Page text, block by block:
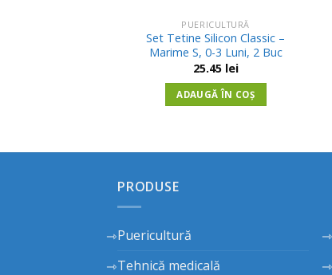
PUERICULTURĂ
Set Tetine Silicon Classic –
Marime S, 0-3 Luni, 2 Buc
25.45 lei
ADAUGĂ ÎN COȘ
PRODUSE
Puericultură
Tehnică medicală